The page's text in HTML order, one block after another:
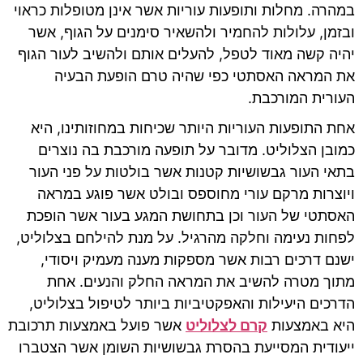
במהרה. מחלות ותופעות עוריות אשר אינן מטופלות כראוי
ובזמן, עלולות להחמיר ולהשאיר סימנים על הגוף, אשר
יהיה קשה מאוד לטפל, להעלים אותם ולהשיב לעור הגוף
את המראה האסתטי כפי שהיה טרם הופעת הבעיה
העורית המורכבת.
אחת התופעות העוריות היותר שכיחות במחוזותינו, היא
כמובן הצלוליט. מדובר על תופעה מורכבת בה נוצרים
בתאי העור גבשושיות קטנות אשר בולטות על פני העור
ויוצרות מרקם עורי מחוספס ובולט אשר פוגע במראה
האסתטי של העור וכן בתחושת המגע בעור אשר הופכת
לפחות נעימה וחלקה מהרגיל. על מנת להילחם בצלוליט,
ישנם דרכים רבות אשר מספקות מענה מעמיק ויסודי,
מתוך מטרה להשיב את המראה החלק והנעים. אחת
הדרכים היעילות והאפקטיביות ביותר לטיפול בצלוליט,
היא באמצעות קרם לצלוליט אשר פועל באמצעות תרכובת
ייעודית המסייעת בהסרת גבשושיות השומן אשר הצטברו